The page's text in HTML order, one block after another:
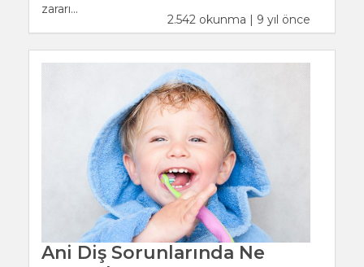
zararı...
2.542 okunma | 9 yıl önce
Ani Diş Sorunlarında Ne